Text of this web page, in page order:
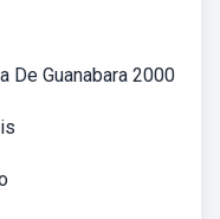
De Guanabara 2000